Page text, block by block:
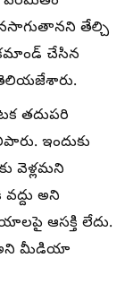
తేల్చి
చేసిన
తదుపరి
ఇందుకు
వెళ్లమని
అని
ఆసక్తి లేదు.
అని మీడియా